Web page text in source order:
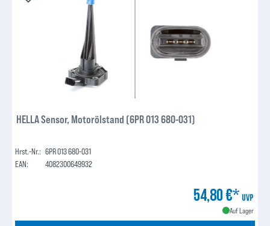
HELLA Sensor, Motorölstand (6PR 013 680-031)
Hrst.-Nr.: 6PR 013 680-031
EAN:
4082300649932
54,80 €* UVP
Auf Lager